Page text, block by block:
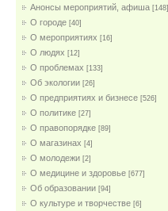
Анонсы мероприятий, афиша [148]
О городе [40]
О мероприятиях [16]
О людях [12]
О проблемах [133]
Об экологии [26]
О предприятиях и бизнесе [526]
О политике [27]
О правопорядке [89]
О магазинах [4]
О молодежи [2]
О медицине и здоровье [677]
Об образовании [94]
О культуре и творчестве [6]